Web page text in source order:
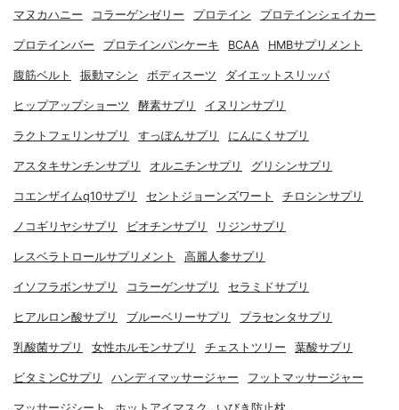
マヌカハニー コラーゲンゼリー プロテイン プロテインシェイカー
プロテインバー プロテインパンケーキ BCAA HMBサプリメント
腹筋ベルト 振動マシン ボディスーツ ダイエットスリッパ
ヒップアップショーツ 酵素サプリ イヌリンサプリ
ラクトフェリンサプリ すっぽんサプリ にんにくサプリ
アスタキサンチンサプリ オルニチンサプリ グリシンサプリ
コエンザイムq10サプリ セントジョーンズワート チロシンサプリ
ノコギリヤシサプリ ビオチンサプリ リジンサプリ
レスベラトロールサプリメント 高麗人参サプリ
イソフラボンサプリ コラーゲンサプリ セラミドサプリ
ヒアルロン酸サプリ ブルーベリーサプリ プラセンタサプリ
乳酸菌サプリ 女性ホルモンサプリ チェストツリー 葉酸サプリ
ビタミンCサプリ ハンディマッサージャー フットマッサージャー